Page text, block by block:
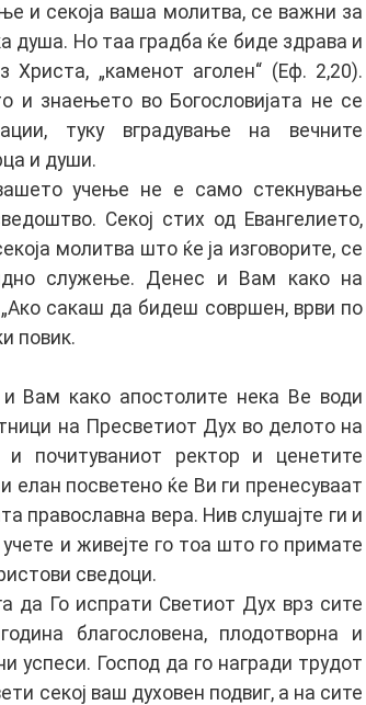
и секоја ваша молитва, се важни за
душа. Но таа градба ќе биде здрава и
„каменот аголен“ (Еф. 2,20).
и знаењето во Богословијата не се
туку вградување на вечните
и души.
учење не е само стекнување
Секој стих од Евангелието,
молитва што ќе ја изговорите, се
служење. Денес и Вам како на
сакаш да бидеш совршен, врви по
повик.
Вам како апостолите нека Ве води
на Пресветиот Дух во делото на
почитуваниот ректор и ценетите
елан посветено ќе Ви ги пренесуваат
православна вера. Нив слушајте ги и
и живејте го тоа што го примате
сведоци.
Го испрати Светиот Дух врз сите
благословена, плодотворна и
успеси. Господ да го награди трудот
секој ваш духовен подвиг, а на сите